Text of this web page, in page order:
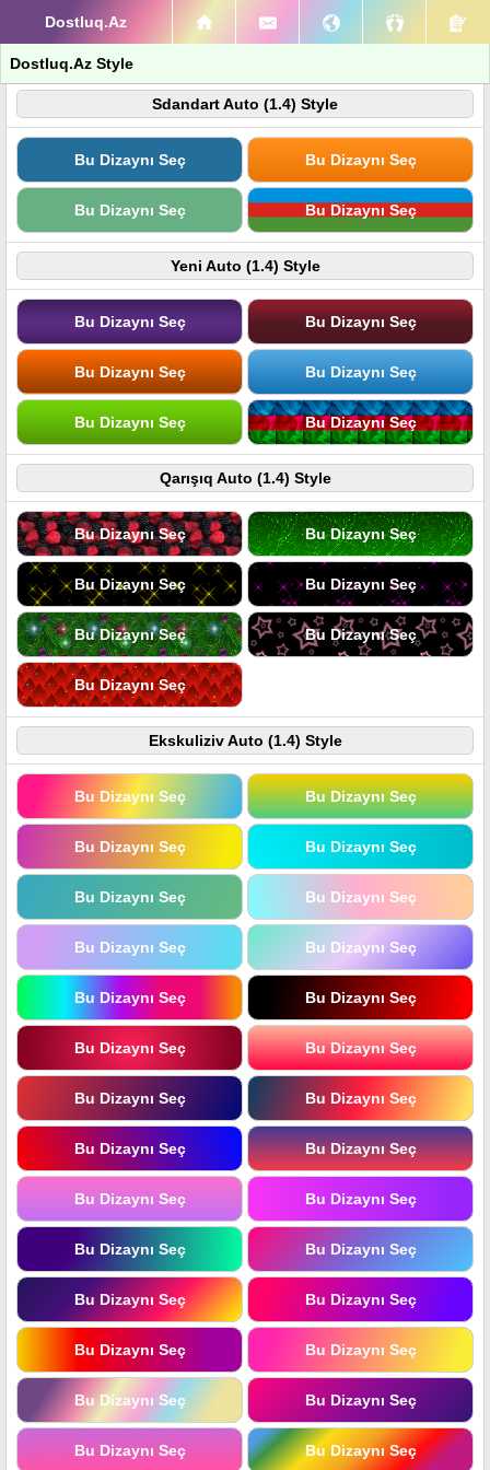
Dostluq.Az
Dostluq.Az Style
Sdandart Auto (1.4) Style
Bu Dizaynı Seç Bu Dizaynı Seç
Bu Dizaynı Seç Bu Dizaynı Seç
Yeni Auto (1.4) Style
Bu Dizaynı Seç Bu Dizaynı Seç
Bu Dizaynı Seç Bu Dizaynı Seç
Bu Dizaynı Seç Bu Dizaynı Seç
Qarışıq Auto (1.4) Style
Bu Dizaynı Seç Bu Dizaynı Seç
Bu Dizaynı Seç Bu Dizaynı Seç
Bu Dizaynı Seç Bu Dizaynı Seç
Bu Dizaynı Seç
Ekskuliziv Auto (1.4) Style
Bu Dizaynı Seç Bu Dizaynı Seç
Bu Dizaynı Seç Bu Dizaynı Seç
Bu Dizaynı Seç Bu Dizaynı Seç
Bu Dizaynı Seç Bu Dizaynı Seç
Bu Dizaynı Seç Bu Dizaynı Seç
Bu Dizaynı Seç Bu Dizaynı Seç
Bu Dizaynı Seç Bu Dizaynı Seç
Bu Dizaynı Seç Bu Dizaynı Seç
Bu Dizaynı Seç Bu Dizaynı Seç
Bu Dizaynı Seç Bu Dizaynı Seç
Bu Dizaynı Seç Bu Dizaynı Seç
Bu Dizaynı Seç Bu Dizaynı Seç
Bu Dizaynı Seç Bu Dizaynı Seç
Bu Dizaynı Seç Bu Dizaynı Seç